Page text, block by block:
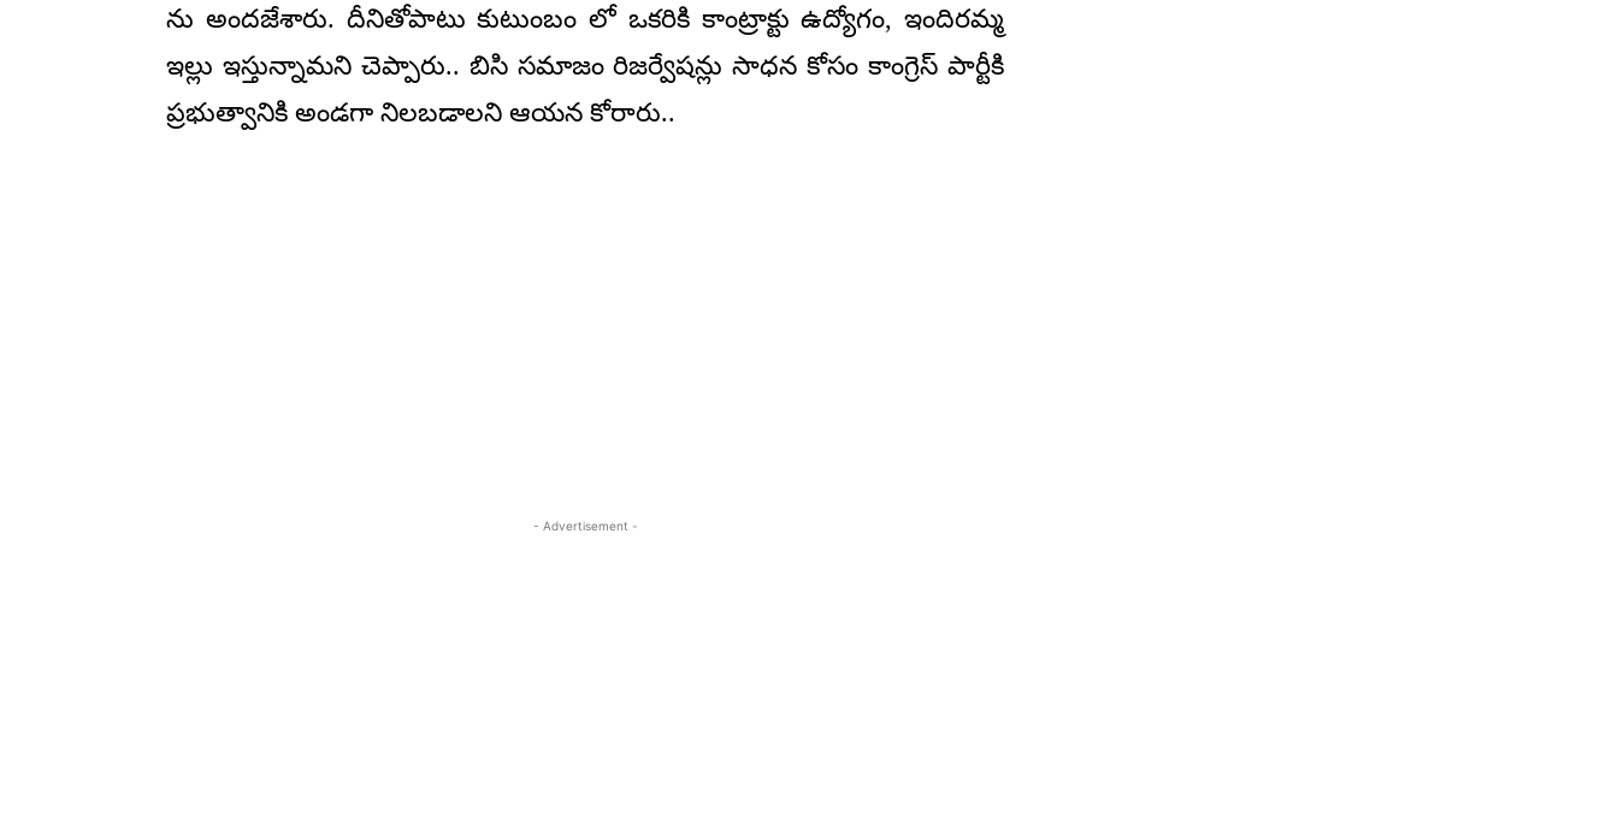
ను అందజేశారు. దీనితోపాటు కుటుంబం లో ఒకరికి కాంట్రాక్టు ఉద్యోగం, ఇందిరమ్మ
ఇల్లు ఇస్తున్నామని చెప్పారు.. బిసి సమాజం రిజర్వేషన్లు సాధన కోసం కాంగ్రెస్ పార్టీకి
ప్రభుత్వానికి అండగా నిలబడాలని ఆయన కోరారు..
- Advertisement -